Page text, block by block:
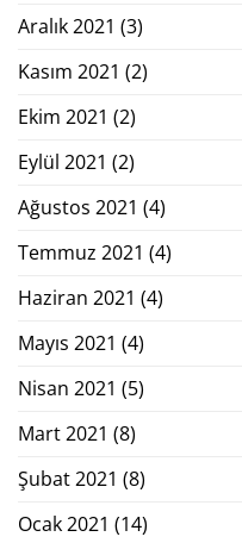
Aralık 2021 (3)
Kasım 2021 (2)
Ekim 2021 (2)
Eylül 2021 (2)
Ağustos 2021 (4)
Temmuz 2021 (4)
Haziran 2021 (4)
Mayıs 2021 (4)
Nisan 2021 (5)
Mart 2021 (8)
Şubat 2021 (8)
Ocak 2021 (14)